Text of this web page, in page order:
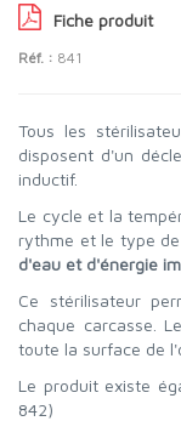
Fiche produit
Réf. : 841
Tous les
disposent d'un
inductif.
Le cycle et la
rythme et le type
d'eau et d'énergie
Ce stérilisateur
chaque carcasse.
toute la surface de
Le produit existe
842)